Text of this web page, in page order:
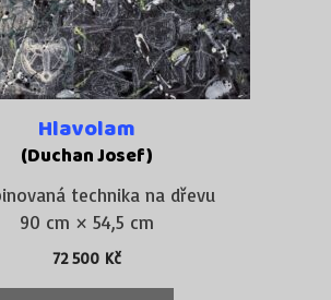
Hlavolam
(Duchan Josef)
technika na dřevu
90 cm × 54,5 cm
72 500 Kč